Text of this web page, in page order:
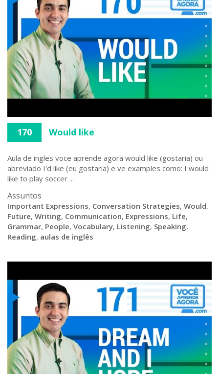
170 Would like
Aula de ingles voce aprende agora would like (gostaria) ou
abreviado I'd like (eu gostaria) e ve examples como: I would
like to play soccer ...
Assuntos
Important Expressions, Conversation Strategies, Would,
Future, Writing, Communication, Expressions, Life,
Grammar, People, Vocabulary, Listening, Speaking,
Reading, aulas de inglês